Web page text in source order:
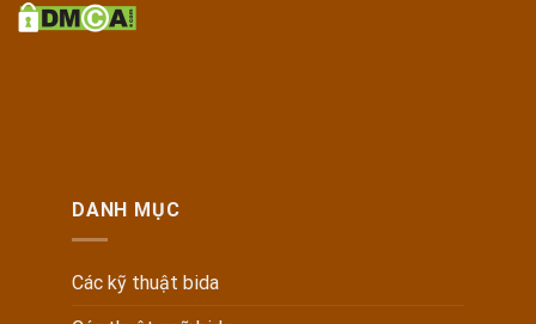
DANH MỤC
Các kỹ thuật bida